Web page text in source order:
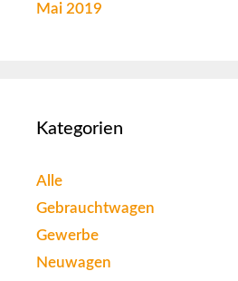
Mai 2019
Kategorien
Alle
Gebrauchtwagen
Gewerbe
Neuwagen